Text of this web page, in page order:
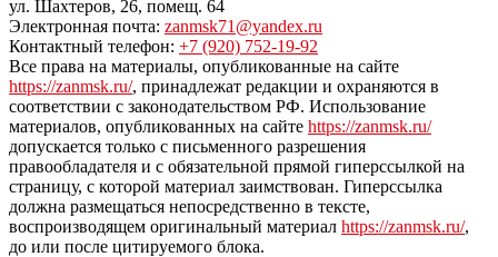
ул. Шахтеров, 26, помещ. 64
Электронная почта: zanmsk71@yandex.ru
Контактный телефон: +7 (920) 752-19-92
Все права на материалы, опубликованные на сайте
https://zanmsk.ru/, принадлежат редакции и охраняются в
соответствии с законодательством РФ. Использование
материалов, опубликованных на сайте https://zanmsk.ru/
допускается только с письменного разрешения
правообладателя и с обязательной прямой гиперссылкой на
страницу, с которой материал заимствован. Гиперссылка
должна размещаться непосредственно в тексте,
воспроизводящем оригинальный материал https://zanmsk.ru/,
до или после цитируемого блока.